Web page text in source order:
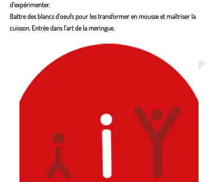
d'expérimenter.
Battre des blancs d'oeufs pour les transformer en mousse et maîtriser la
cuisson. Entrée dans l'art de la meringue.